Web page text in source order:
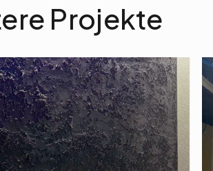
Projekte